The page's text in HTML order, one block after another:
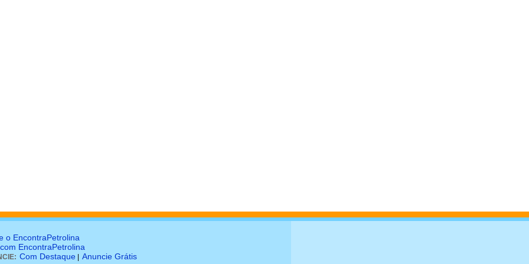
o EncontraPetrolina
EncontraPetrolina
Com Destaque Anuncie Grátis